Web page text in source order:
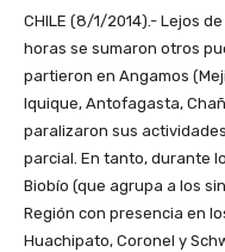
CHILE (8/1/2014).- Lejos
horas se sumaron otros
partieron en Angamos
Iquique, Antofagasta,
paralizaron sus
parcial. En tanto, durante
Biobío (que agrupa a los
Región con presencia en
Huachipato, Coronel y